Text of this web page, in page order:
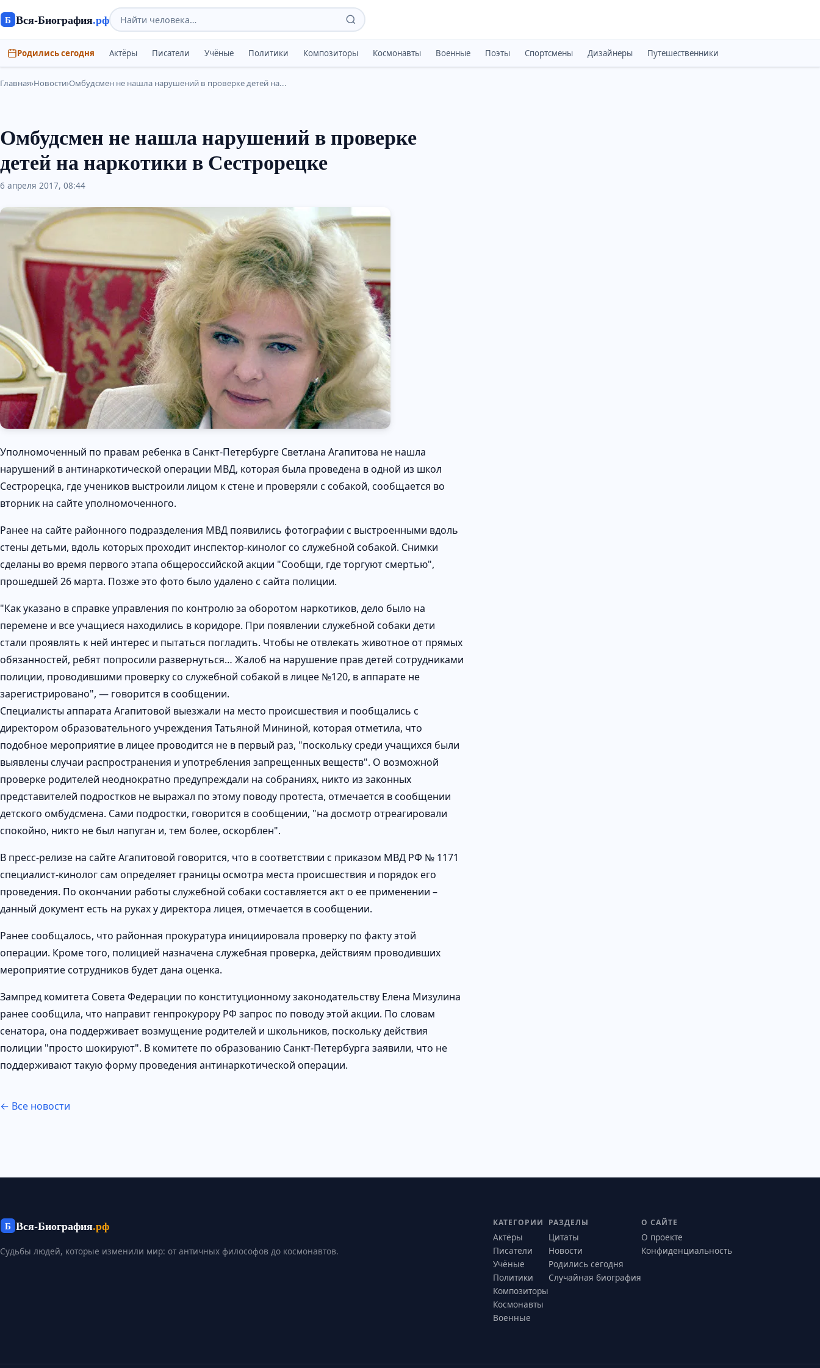
Б Вся-Биография.рф
Родились сегодня Актёры Писатели Учёные Политики Композиторы Космонавты Военные Поэты Спортсмены Дизайнеры Путешественники
Главная›Новости›Омбудсмен не нашла нарушений в проверке детей на...
Омбудсмен не нашла нарушений в проверке
детей на наркотики в Сестрорецке
6 апреля 2017, 08:44
Уполномоченный по правам ребенка в Санкт-Петербурге Светлана Агапитова не нашла
нарушений в антинаркотической операции МВД, которая была проведена в одной из школ
Сестрорецка, где учеников выстроили лицом к стене и проверяли с собакой, сообщается во
вторник на сайте уполномоченного.
Ранее на сайте районного подразделения МВД появились фотографии с выстроенными вдоль
стены детьми, вдоль которых проходит инспектор-кинолог со служебной собакой. Снимки
сделаны во время первого этапа общероссийской акции "Сообщи, где торгуют смертью",
прошедшей 26 марта. Позже это фото было удалено с сайта полиции.
"Как указано в справке управления по контролю за оборотом наркотиков, дело было на
перемене и все учащиеся находились в коридоре. При появлении служебной собаки дети
стали проявлять к ней интерес и пытаться погладить. Чтобы не отвлекать животное от прямых
обязанностей, ребят попросили развернуться… Жалоб на нарушение прав детей сотрудниками
полиции, проводившими проверку со служебной собакой в лицее №120, в аппарате не
зарегистрировано", — говорится в сообщении.
Специалисты аппарата Агапитовой выезжали на место происшествия и пообщались с
директором образовательного учреждения Татьяной Мининой, которая отметила, что
подобное мероприятие в лицее проводится не в первый раз, "поскольку среди учащихся были
выявлены случаи распространения и употребления запрещенных веществ". О возможной
проверке родителей неоднократно предупреждали на собраниях, никто из законных
представителей подростков не выражал по этому поводу протеста, отмечается в сообщении
детского омбудсмена. Сами подростки, говорится в сообщении, "на досмотр отреагировали
спокойно, никто не был напуган и, тем более, оскорблен".
В пресс-релизе на сайте Агапитовой говорится, что в соответствии с приказом МВД РФ № 1171
специалист-кинолог сам определяет границы осмотра места происшествия и порядок его
проведения. По окончании работы служебной собаки составляется акт о ее применении –
данный документ есть на руках у директора лицея, отмечается в сообщении.
Ранее сообщалось, что районная прокуратура инициировала проверку по факту этой
операции. Кроме того, полицией назначена служебная проверка, действиям проводивших
мероприятие сотрудников будет дана оценка.
Зампред комитета Совета Федерации по конституционному законодательству Елена Мизулина
ранее сообщила, что направит генпрокурору РФ запрос по поводу этой акции. По словам
сенатора, она поддерживает возмущение родителей и школьников, поскольку действия
полиции "просто шокируют". В комитете по образованию Санкт-Петербурга заявили, что не
поддерживают такую форму проведения антинаркотической операции.
← Все новости
Б Вся-Биография.рф
Судьбы людей, которые изменили мир: от античных философов до космонавтов.
КАТЕГОРИИ
Актёры
Писатели
Учёные
Политики
Композиторы
Космонавты
Военные
РАЗДЕЛЫ
Цитаты
Новости
Родились сегодня
Случайная биография
О САЙТЕ
О проекте
Конфиденциальность